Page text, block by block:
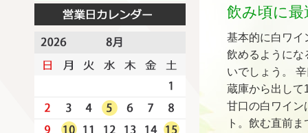
飲み頃に
基本的に白ワイ
飲めるようにな
いでしょう。
蔵庫から出して
甘口の白ワイ
ト。飲む直前